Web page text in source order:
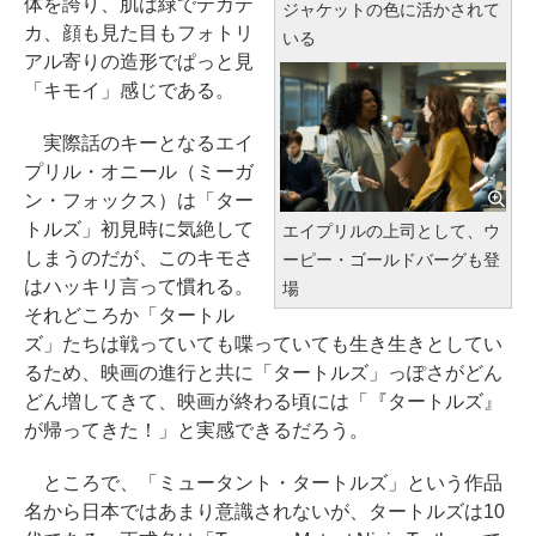
ジャケットの色に活かされて
いる
エイプリルの上司として、ウ
ーピー・ゴールドバーグも登
場
カ、顔も見た目もフォトリ
アル寄りの造形でぱっと見
「キモイ」感じである。
実際話のキーとなるエイ
プリル・オニール（ミーガ
ン・フォックス）は「ター
トルズ」初見時に気絶して
しまうのだが、このキモさ
はハッキリ言って慣れる。
それどころか「タートル
ズ」たちは戦っていても喋っていても生き生きとしてい
るため、映画の進行と共に「タートルズ」っぽさがどん
どん増してきて、映画が終わる頃には「『タートルズ』
が帰ってきた！」と実感できるだろう。
ところで、「ミュータント・タートルズ」という作品
名から日本ではあまり意識されないが、タートルズは10